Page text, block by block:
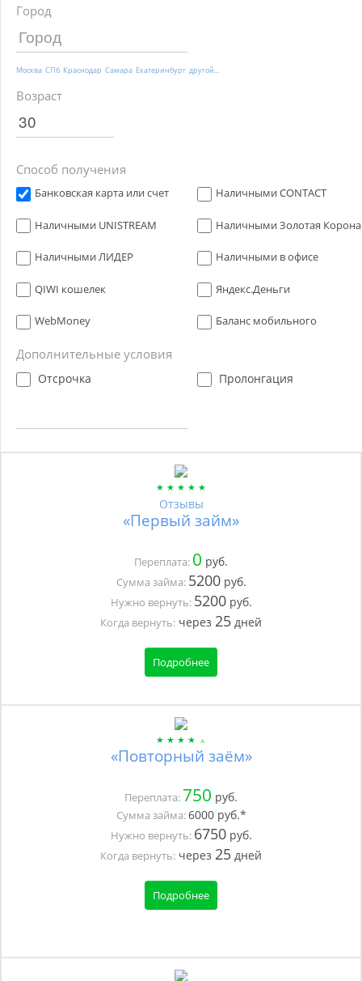
Город
Москва СПб Краснодар Самара Екатеринбург другой...
Возраст
Способ получения
Банковская карта или счет Наличными CONTACT
Наличными UNISTREAM Наличными Золотая Корона
Наличными ЛИДЕР Наличными в офисе
QIWI кошелек Яндекс.Деньги
WebMoney Баланс мобильного
Дополнительные условия
Отсрочка Пролонгация
Отзывы
«Первый займ»
Переплата: 0 руб.
Сумма займа: 5200руб.
Нужно вернуть: 5200руб.
Когда вернуть: через 25 дней
Подробнее
«Повторный заём»
Переплата: 750 руб.
Сумма займа:6000 руб.*
Нужно вернуть: 6750руб.
Когда вернуть: через 25 дней
Подробнее